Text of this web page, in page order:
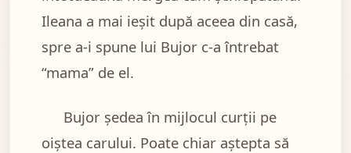
Ileana a mai ieșit după aceea din casă,
spre a-i spune lui Bujor c-a întrebat
“mama” de el.
Bujor ședea în mijlocul curții pe
oiștea carului. Poate chiar aștepta să